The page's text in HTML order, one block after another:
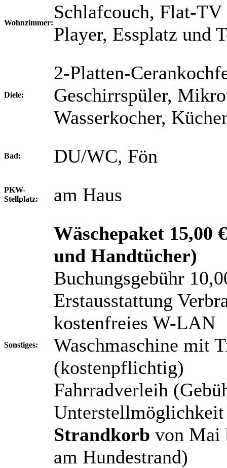
Wohnzimmer:
Schlafcouch, Flat-
Player, Essplatz und
Diele:
2-Platten-
Geschirrspüler,
Wasserkocher,
Bad: DU/WC, Fön
PKW-
Stellplatz:
am Haus
Sonstiges:
Wäschepaket 15,00
und Handtücher)
Buchungsgebühr
Erstausstattung
kostenfreies W-LAN
Waschmaschine mit
(kostenpflichtig)
Fahrradverleih
Strandkorb von Mai
am Hundestrand)